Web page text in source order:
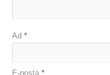
Ad *
E-posta *